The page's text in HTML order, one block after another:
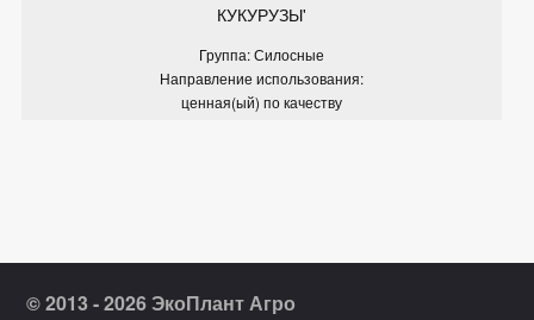
КУКУРУЗЫ'
Группа: Силосные
Направление использования:
ценная(ый) по качеству
© 2013 - 2026 ЭкоПлант Агро